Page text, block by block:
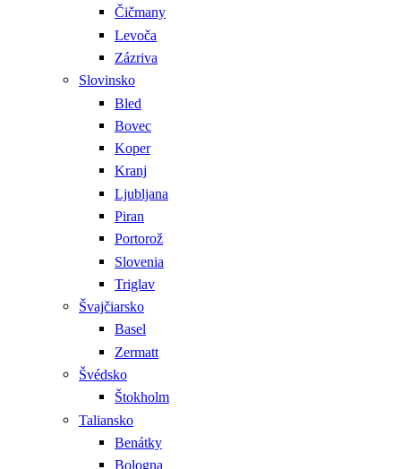
Čičmany
Levoča
Zázriva
Slovinsko
Bled
Bovec
Koper
Kranj
Ljubljana
Piran
Portorož
Slovenia
Triglav
Švajčiarsko
Basel
Zermatt
Švédsko
Štokholm
Taliansko
Benátky
Bologna